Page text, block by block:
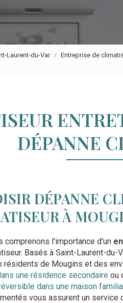
Laurent-du-Var
Entreprise de
DÉPANNE
DÉPANNE
À
comprenons l'importance d'un
Basés à Saint-Laurent-
de Mougins et des
une résidence secondaire ou
dans une maison
vous assurent un service